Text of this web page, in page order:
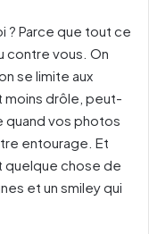
? Parce que tout ce
contre vous. On
se limite aux
moins drôle, peut-
quand vos photos
entourage. Et
quelque chose de
et un smiley qui